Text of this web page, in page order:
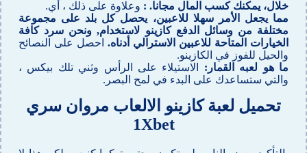
خلال، يمكنك كسب المال مجانا. : وعلاوة على ذلك ، أي.
مما يجعل الأمر سهلا للاعبين، يحصل كل بلد على مجموعة
مختلفة من وسائل الدفع كازينو لاستخدام, ونحن سرد كافة
الخيارات المتاحة للاعبين الاسترالي أدناه. احصل على النصائح
والحيل للفوز في الكازينو.
ما هو لعبه القمار: الاستيلاء على الرأس وثني تلك بيكس ،
والتي ستساعدك على البدء في لمح البصر.
تحميل لعبة كازينو الالعاب مروان سري
1Xbet